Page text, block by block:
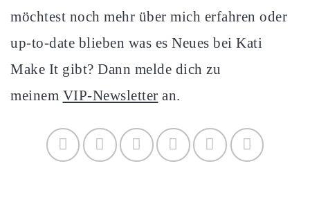
möchtest noch mehr über mich erfahren oder
up-to-date blieben was es Neues bei Kati
Make It gibt? Dann melde dich zu
meinem VIP-Newsletter an.